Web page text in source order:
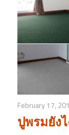
February 17,
ปูพรมยัง